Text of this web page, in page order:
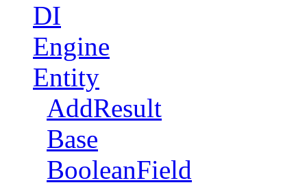
DI
Engine
Entity
AddResult
Base
BooleanField